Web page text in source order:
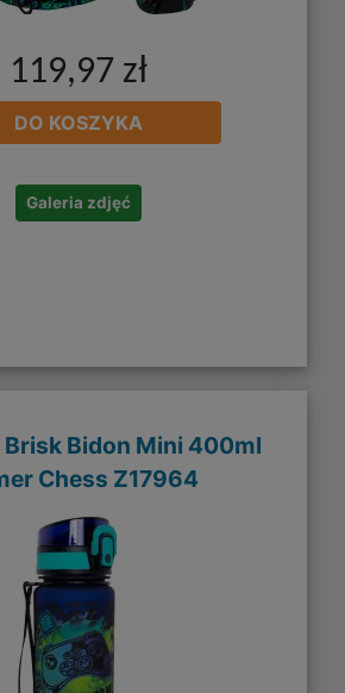
119,97 zł
DO KOSZYKA
Galeria zdjęć
Brisk Bidon Mini 400ml
Chess Z17964